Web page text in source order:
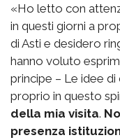
«Ho letto con
in questi giorni a
di Asti e desidero
hanno voluto
principe – Le idee
proprio in questo
della mia visita.
presenza